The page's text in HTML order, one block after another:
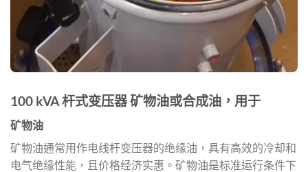
100 kVA 杆式变压器 矿物油或合成油，用于
矿物油
矿物油通常用作电线杆变压器的绝缘油，具有高效的冷却和
电气绝缘性能，且价格经济实惠。矿物油是标准运行条件下